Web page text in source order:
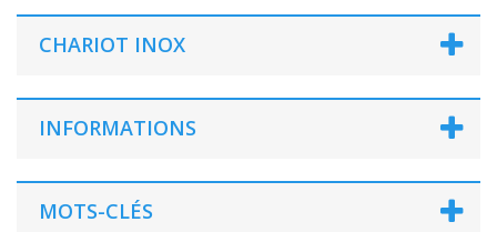
CHARIOT INOX
INFORMATIONS
MOTS-CLÉS